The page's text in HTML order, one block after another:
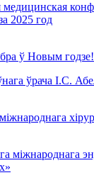
медицинская
2025 год
ў Новым годзе!
ўрача І.С.
міжнароднага